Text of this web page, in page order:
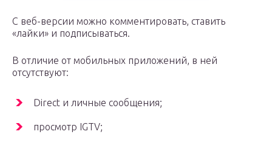
С веб-версии можно комментировать, ставить
«лайки» и подписываться.
В отличие от мобильных приложений, в ней
отсутствуют:
Direct и личные сообщения;
просмотр IGTV;